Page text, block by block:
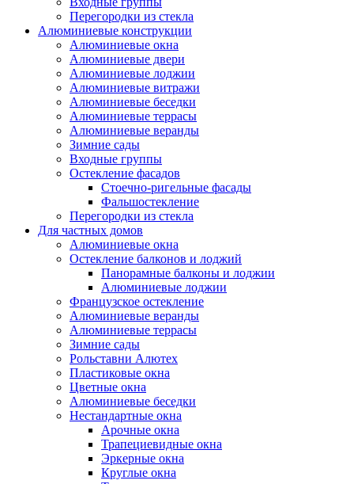
Перегородки из стекла
Алюминиевые конструкции
Алюминиевые окна
Алюминиевые двери
Алюминиевые лоджии
Алюминиевые витражи
Алюминиевые беседки
Алюминиевые террасы
Алюминиевые веранды
Зимние сады
Входные группы
Остекление фасадов
Стоечно-ригельные фасады
Фальшостекление
Перегородки из стекла
Для частных домов
Алюминиевые окна
Остекление балконов и лоджий
Панорамные балконы и лоджии
Алюминиевые лоджии
Французское остекление
Алюминиевые веранды
Алюминиевые террасы
Зимние сады
Рольставни Алютех
Пластиковые окна
Цветные окна
Алюминиевые беседки
Нестандартные окна
Арочные окна
Трапециевидные окна
Эркерные окна
Круглые окна